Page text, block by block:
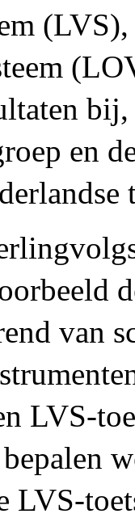
en
van
LVS-
LVS-